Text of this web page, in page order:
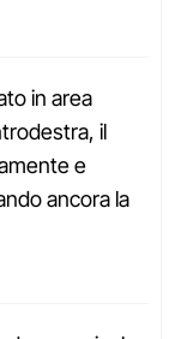
in area
il
e
ancora la